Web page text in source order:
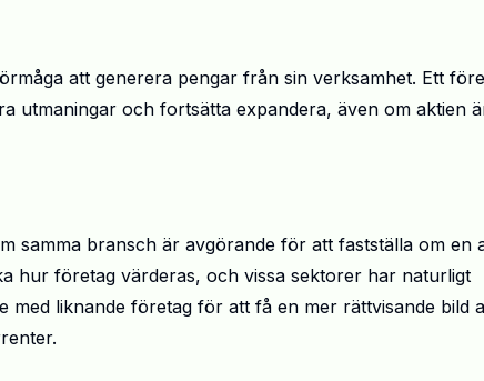
att generera pengar från sin verksamhet. Ett
utmaningar och fortsätta expandera, även om aktien
samma bransch är avgörande för att fastställa om en
hur företag värderas, och vissa sektorer har naturligt
liknande företag för att få en mer rättvisande bild